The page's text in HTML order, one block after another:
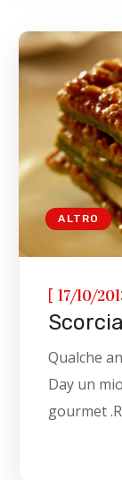
ALTRO
[17/10/
Qualche
Day un
gourmet